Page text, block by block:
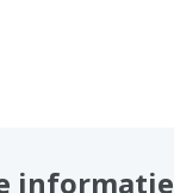
informatie